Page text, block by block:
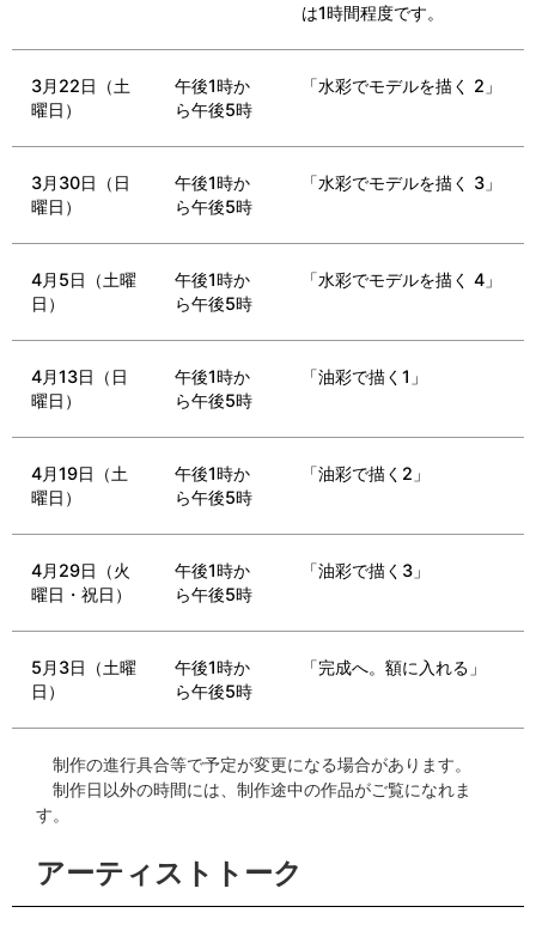
は1時間程度です。
3月22日（土
曜日）
午後1時か
ら午後5時
「水彩でモデルを描く 2」
3月30日（日
曜日）
午後1時か
ら午後5時
「水彩でモデルを描く 3」
4月5日（土曜
日）
午後1時か
ら午後5時
「水彩でモデルを描く 4」
4月13日（日
曜日）
午後1時か
ら午後5時
「油彩で描く1」
4月19日（土
曜日）
午後1時か
ら午後5時
「油彩で描く2」
4月29日（火
曜日・祝日）
午後1時か
ら午後5時
「油彩で描く3」
5月3日（土曜
日）
午後1時か
ら午後5時
「完成へ。額に入れる」
制作の進行具合等で予定が変更になる場合があります。
制作日以外の時間には、制作途中の作品がご覧になれま
す。
アーティストトーク